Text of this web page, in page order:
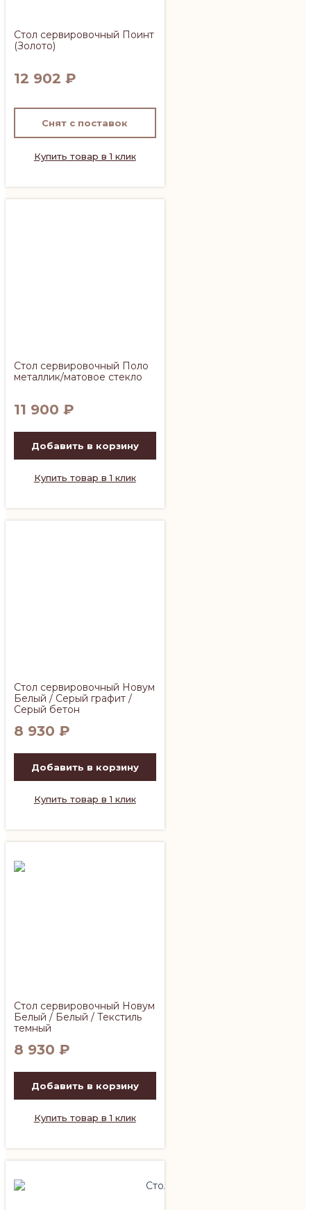
Стол сервировочный Поинт
(Золото)
12 902 ₽
Снят с поставок
Купить товар в 1 клик
Стол сервировочный Поло
металлик/матовое стекло
11 900 ₽
Добавить в корзину
Купить товар в 1 клик
Стол сервировочный Новум
Белый / Серый графит /
Серый бетон
8 930 ₽
Добавить в корзину
Купить товар в 1 клик
Стол сервировочный Новум
Белый / Белый / Текстиль
темный
8 930 ₽
Добавить в корзину
Купить товар в 1 клик